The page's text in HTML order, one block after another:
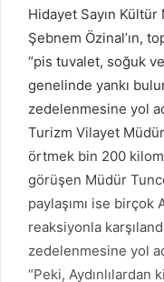
Hidayet Sayın
Şebnem Özinal’ın,
“pis tuvalet, soğuk
genelinde yankı
zedelenmesine yol
Turizm Vilayet
örtmek bin 200
görüşen Müdür
paylaşımı ise birçok
reaksiyonla
zedelenmesine yol
“Peki,